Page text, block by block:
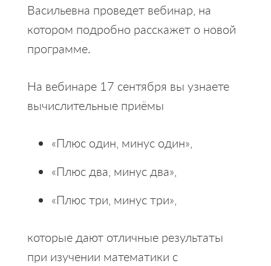
Васильевна проведет вебинар, на
котором подробно расскажет о новой
программе.
На вебинаре 17 сентября вы узнаете
вычислительные приёмы
«Плюс один, минус один»,
«Плюс два, минус два»,
«Плюс три, минус три»,
которые дают отличные результаты
при изучении математики с